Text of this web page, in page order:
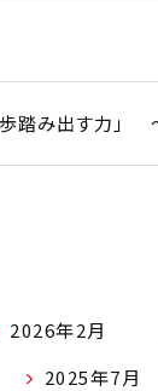
踏み出す力」
2026年2月
2025年7月